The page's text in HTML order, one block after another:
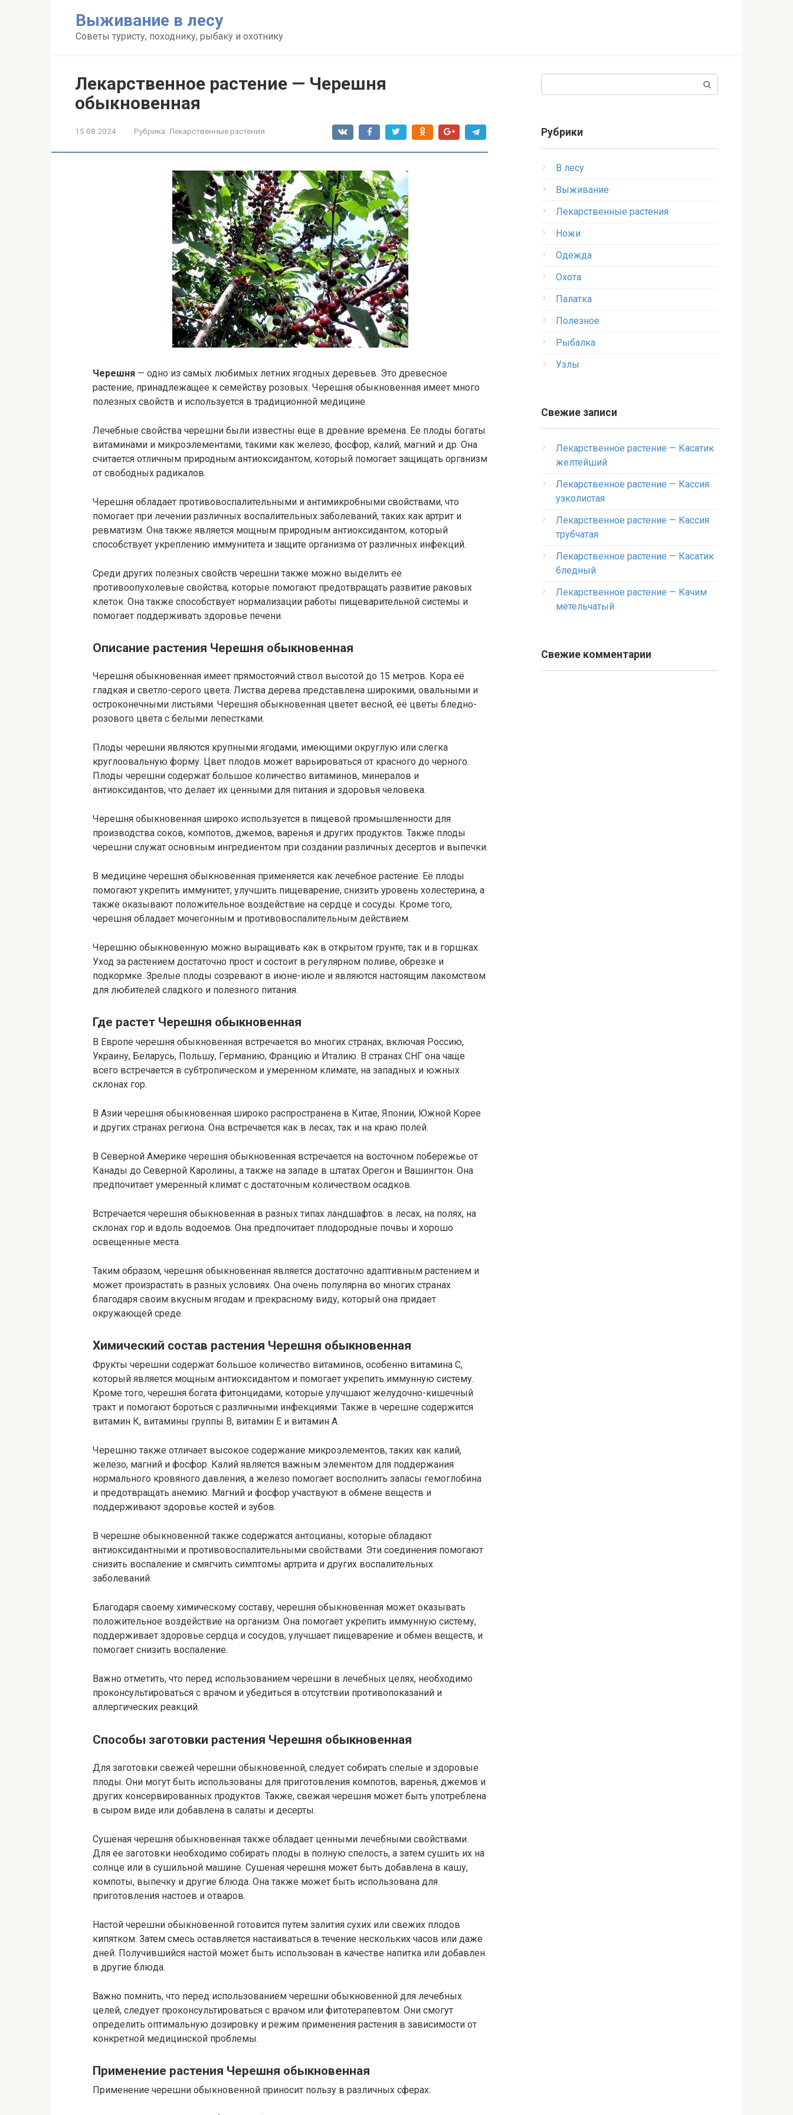
Выживание в лесу
Советы туристу, походнику, рыбаку и охотнику
Лекарственное растение — Черешня
обыкновенная
15.08.2024 Рубрика: Лекарственные растения
Черешня — одно из самых любимых летних ягодных деревьев. Это древесное
растение, принадлежащее к семейству розовых. Черешня обыкновенная имеет много
полезных свойств и используется в традиционной медицине.
Лечебные свойства черешни были известны еще в древние времена. Ее плоды богаты
витаминами и микроэлементами, такими как железо, фосфор, калий, магний и др. Она
считается отличным природным антиоксидантом, который помогает защищать организм
от свободных радикалов.
Черешня обладает противовоспалительными и антимикробными свойствами, что
помогает при лечении различных воспалительных заболеваний, таких как артрит и
ревматизм. Она также является мощным природным антиоксидантом, который
способствует укреплению иммунитета и защите организма от различных инфекций.
Среди других полезных свойств черешни также можно выделить ее
противоопухолевые свойства, которые помогают предотвращать развитие раковых
клеток. Она также способствует нормализации работы пищеварительной системы и
помогает поддерживать здоровье печени.
Описание растения Черешня обыкновенная
Черешня обыкновенная имеет прямостоячий ствол высотой до 15 метров. Кора её
гладкая и светло-серого цвета. Листва дерева представлена широкими, овальными и
остроконечными листьями. Черешня обыкновенная цветет весной, её цветы бледно-
розового цвета с белыми лепестками.
Плоды черешни являются крупными ягодами, имеющими округлую или слегка
круглоовальную форму. Цвет плодов может варьироваться от красного до черного.
Плоды черешни содержат большое количество витаминов, минералов и
антиоксидантов, что делает их ценными для питания и здоровья человека.
Черешня обыкновенная широко используется в пищевой промышленности для
производства соков, компотов, джемов, варенья и других продуктов. Также плоды
черешни служат основным ингредиентом при создании различных десертов и выпечки.
В медицине черешня обыкновенная применяется как лечебное растение. Её плоды
помогают укрепить иммунитет, улучшить пищеварение, снизить уровень холестерина, а
также оказывают положительное воздействие на сердце и сосуды. Кроме того,
черешня обладает мочегонным и противовоспалительным действием.
Черешню обыкновенную можно выращивать как в открытом грунте, так и в горшках.
Уход за растением достаточно прост и состоит в регулярном поливе, обрезке и
подкормке. Зрелые плоды созревают в июне-июле и являются настоящим лакомством
для любителей сладкого и полезного питания.
Где растет Черешня обыкновенная
В Европе черешня обыкновенная встречается во многих странах, включая Россию,
Украину, Беларусь, Польшу, Германию, Францию и Италию. В странах СНГ она чаще
всего встречается в субтропическом и умеренном климате, на западных и южных
склонах гор.
В Азии черешня обыкновенная широко распространена в Китае, Японии, Южной Корее
и других странах региона. Она встречается как в лесах, так и на краю полей.
В Северной Америке черешня обыкновенная встречается на восточном побережье от
Канады до Северной Каролины, а также на западе в штатах Орегон и Вашингтон. Она
предпочитает умеренный климат с достаточным количеством осадков.
Встречается черешня обыкновенная в разных типах ландшафтов: в лесах, на полях, на
склонах гор и вдоль водоемов. Она предпочитает плодородные почвы и хорошо
освещенные места.
Таким образом, черешня обыкновенная является достаточно адаптивным растением и
может произрастать в разных условиях. Она очень популярна во многих странах
благодаря своим вкусным ягодам и прекрасному виду, который она придает
окружающей среде.
Химический состав растения Черешня обыкновенная
Фрукты черешни содержат большое количество витаминов, особенно витамина C,
который является мощным антиоксидантом и помогает укрепить иммунную систему.
Кроме того, черешня богата фитонцидами, которые улучшают желудочно-кишечный
тракт и помогают бороться с различными инфекциями. Также в черешне содержится
витамин К, витамины группы В, витамин Е и витамин А.
Черешню также отличает высокое содержание микроэлементов, таких как калий,
железо, магний и фосфор. Калий является важным элементом для поддержания
нормального кровяного давления, а железо помогает восполнить запасы гемоглобина
и предотвращать анемию. Магний и фосфор участвуют в обмене веществ и
поддерживают здоровье костей и зубов.
В черешне обыкновенной также содержатся антоцианы, которые обладают
антиоксидантными и противовоспалительными свойствами. Эти соединения помогают
снизить воспаление и смягчить симптомы артрита и других воспалительных
заболеваний.
Благодаря своему химическому составу, черешня обыкновенная может оказывать
положительное воздействие на организм. Она помогает укрепить иммунную систему,
поддерживает здоровье сердца и сосудов, улучшает пищеварение и обмен веществ, и
помогает снизить воспаление.
Важно отметить, что перед использованием черешни в лечебных целях, необходимо
проконсультироваться с врачом и убедиться в отсутствии противопоказаний и
аллергических реакций.
Способы заготовки растения Черешня обыкновенная
Для заготовки свежей черешни обыкновенной, следует собирать спелые и здоровые
плоды. Они могут быть использованы для приготовления компотов, варенья, джемов и
других консервированных продуктов. Также, свежая черешня может быть употреблена
в сыром виде или добавлена в салаты и десерты.
Сушеная черешня обыкновенная также обладает ценными лечебными свойствами.
Для ее заготовки необходимо собирать плоды в полную спелость, а затем сушить их на
солнце или в сушильной машине. Сушеная черешня может быть добавлена в кашу,
компоты, выпечку и другие блюда. Она также может быть использована для
приготовления настоев и отваров.
Настой черешни обыкновенной готовится путем залития сухих или свежих плодов
кипятком. Затем смесь оставляется настаиваться в течение нескольких часов или даже
дней. Получившийся настой может быть использован в качестве напитка или добавлен
в другие блюда.
Важно помнить, что перед использованием черешни обыкновенной для лечебных
целей, следует проконсультироваться с врачом или фитотерапевтом. Они смогут
определить оптимальную дозировку и режим применения растения в зависимости от
конкретной медицинской проблемы.
Применение растения Черешня обыкновенная
Применение черешни обыкновенной приносит пользу в различных сферах:
Рубрики
В лесу
Выживание
Лекарственные растения
Ножи
Одежда
Охота
Палатка
Полезное
Рыбалка
Узлы
Свежие записи
Лекарственное растение — Касатик
желтейший
Лекарственное растение — Кассия
узколистая
Лекарственное растение — Кассия
трубчатая
Лекарственное растение — Касатик
бледный
Лекарственное растение — Качим
метельчатый
Свежие комментарии